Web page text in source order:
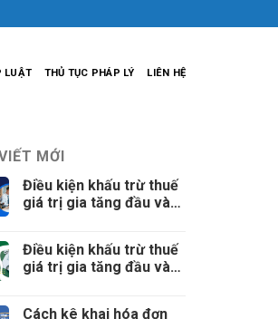
LUẬT THỦ TỤC PHÁP LÝ LIÊN HỆ
MỚI
Điều kiện khấu trừ thuế
giá trị gia tăng đầu vào
Điều kiện khấu trừ thuế
giá trị gia tăng đầu vào
Cách kê khai hóa đơn